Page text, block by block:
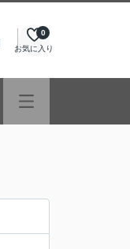
お気に入り
0